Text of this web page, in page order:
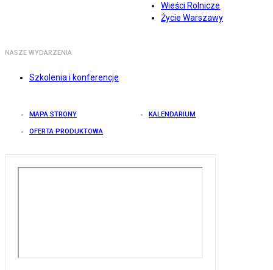
Wieści Rolnicze
Życie Warszawy
NASZE WYDARZENIA
Szkolenia i konferencje
MAPA STRONY KALENDARIUM
OFERTA PRODUKTOWA